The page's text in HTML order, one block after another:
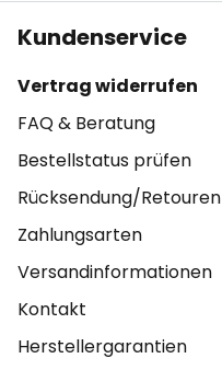
Kundenservice
Vertrag widerrufen
FAQ & Beratung
Bestellstatus prüfen
Rücksendung/Retouren
Zahlungsarten
Versandinformationen
Kontakt
Herstellergarantien